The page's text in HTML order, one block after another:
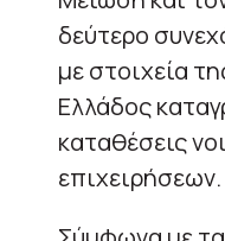
δεύτερο
με στοιχεία
Ελλάδος
καταθέσεις
επιχειρήσεων.